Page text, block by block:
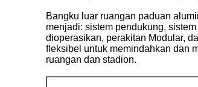
Bangku luar ruangan paduan
menjadi: sistem pendukung,
dioperasikan, perakitan Modular,
fleksibel untuk memindahkan dan
ruangan dan stadion.